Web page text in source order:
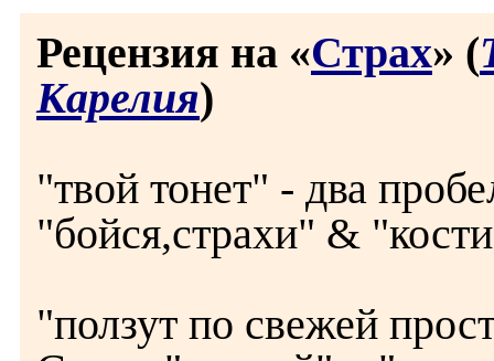
Рецензия на «Страх» (
Карелия)
"твой тонет" - два
"бойся,страхи" &
"ползут по свежей